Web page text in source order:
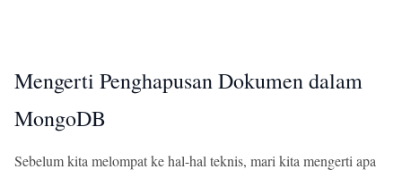
Mengerti Penghapusan Dokumen dalam
MongoDB
Sebelum kita melompat ke hal-hal teknis, mari kita mengerti apa